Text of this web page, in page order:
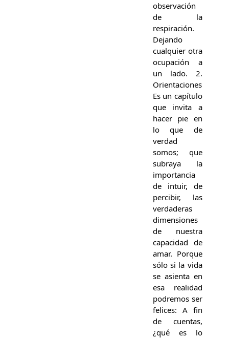
observación
de la
respiración.
Dejando
cualquier otra
ocupación a
un lado. 2.
Orientaciones
Es un capítulo
que invita a
hacer pie en
lo que de
verdad
somos; que
subraya la
importancia
de intuir, de
percibir, las
verdaderas
dimensiones
de nuestra
capacidad de
amar. Porque
sólo si la vida
se asienta en
esa realidad
podremos ser
felices: A fin
de cuentas,
¿qué es lo